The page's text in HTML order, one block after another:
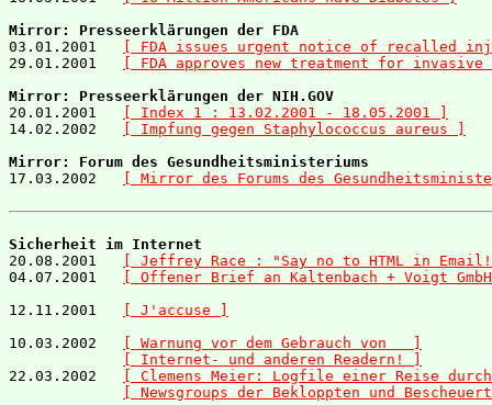
Mirror: Presseerklärungen der FDA
03.01.2001
[ FDA issues urgent notice of recalled
29.01.2001
[ FDA approves new treatment for
Mirror: Presseerklärungen der NIH.GOV
20.01.2001
[ Index 1 : 13.02.2001 - 18.05.2001 ]
14.02.2002
[ Impfung gegen Staphylococcus aureus ]
Mirror: Forum des Gesundheitsministeriums
17.03.2002
[ Mirror des Forums des
Sicherheit im Internet
20.08.2001
[ Jeffrey Race : "Say no to HTML in
04.07.2001
[ Offener Brief an Kaltenbach + Voigt
12.11.2001
[ J'accuse ]
10.03.2002
[ Warnung vor dem Gebrauch von   ]
[ Internet- und anderen Readern! ]
22.03.2002
[ Clemens Meier: Logfile einer Reise
[ Newsgroups der Bekloppten und